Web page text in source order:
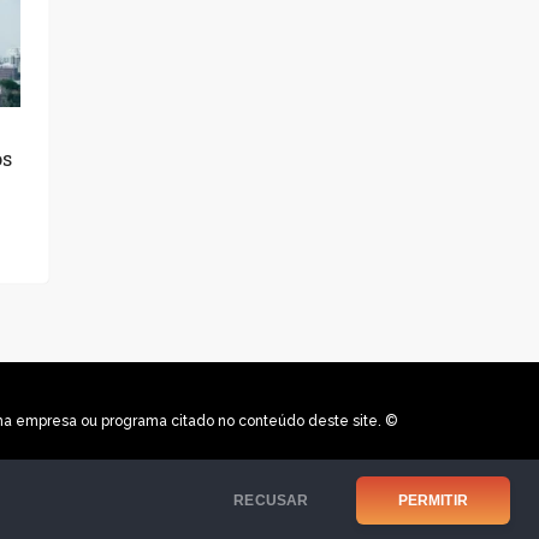
RECUSAR PERMITIR
empresa ou programa citado no conteúdo deste site. ©